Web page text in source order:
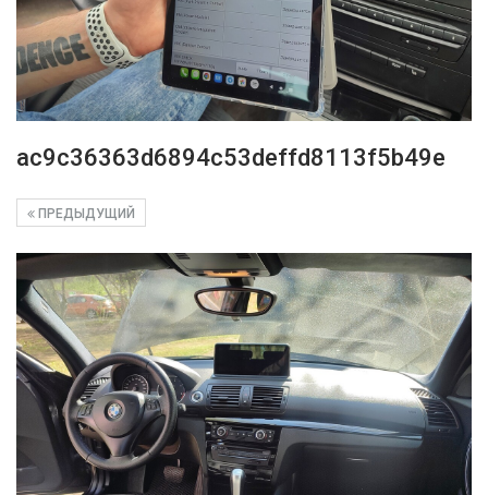
ac9c36363d6894c53deffd8113f5b49e
ПРЕДЫДУЩИЙ